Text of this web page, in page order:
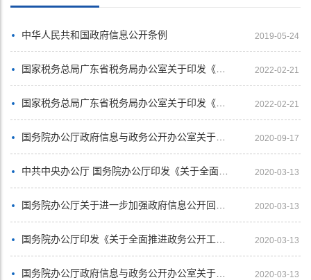
中华人民共和国政府信息公开条例 2019-05-24
国家税务总局广东省税务局办公室关于印发《国家税务总局广东省税务局机关政府信息公开工作管理办法》的通知 2022-02-21
国家税务总局广东省税务局办公室关于印发《国家税务总局广东省税务局大力推进政务公开工作的实施意见》的通知 2022-02-21
国务院办公厅政府信息与政务公开办公室关于转发《江苏省政府信息公开申请办理答复规范》的函 2020-09-17
中共中央办公厅 国务院办公厅印发《关于全面推进政务公开工作的意见》 2020-03-13
国务院办公厅关于进一步加强政府信息公开回应社会关切提升政府公信力的意见 2020-03-13
国务院办公厅印发《关于全面推进政务公开工作的意见》实施细则的通知 2020-03-13
国务院办公厅政府信息与政务公开办公室关于规范政府信息公开平台有关事项的通知 2020-03-13